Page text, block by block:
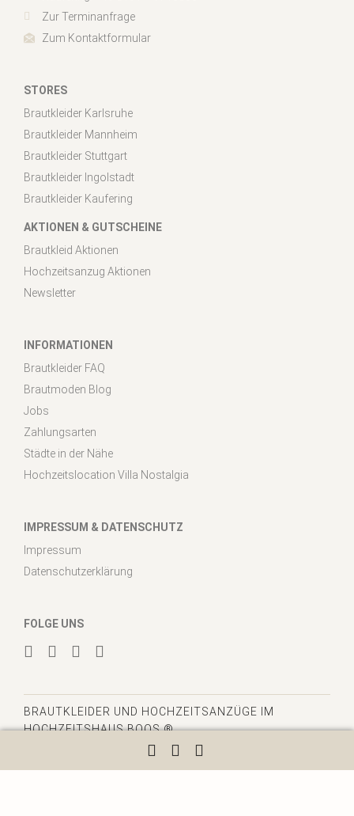
Zur Terminanfrage
Zum Kontaktformular
STORES
Brautkleider Karlsruhe
Brautkleider Mannheim
Brautkleider Stuttgart
Brautkleider Ingolstadt
Brautkleider Kaufering
AKTIONEN & GUTSCHEINE
Brautkleid Aktionen
Hochzeitsanzug Aktionen
Newsletter
INFORMATIONEN
Brautkleider FAQ
Brautmoden Blog
Jobs
Zahlungsarten
Städte in der Nähe
Hochzeitslocation Villa Nostalgia
IMPRESSUM & DATENSCHUTZ
Impressum
Datenschutzerklärung
FOLGE UNS
BRAUTKLEIDER UND HOCHZEITSANZÜGE IM
HOCHZEITSHAUS BOOS ®